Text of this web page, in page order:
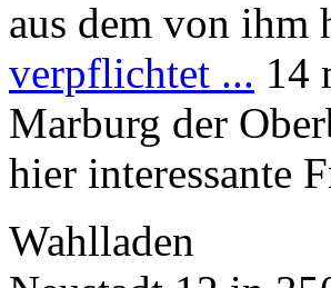
aus dem von ihm
verpflichtet ... 14
Marburg der
hier interessante
Wahlladen